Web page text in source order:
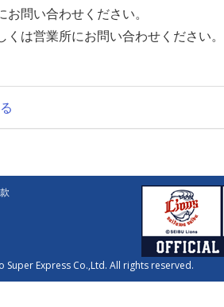
問い合わせください。
は営業所にお問い合わせください。
Super Express Co.,Ltd. All rights reserved.